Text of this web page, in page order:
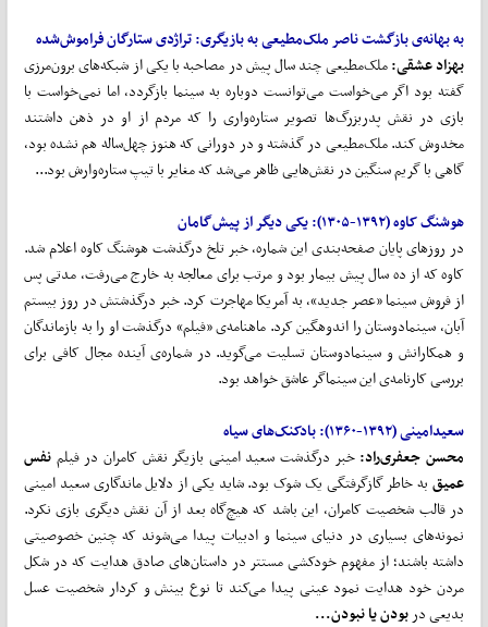
به بهانه‌ی بازگشت ناصر ملکمطیعی به بازیگری:تراژدی ستارگان فراموششده
بهزاد عشقی:ملک‌مطیعی چند سال پیش در مصاحبه با یکی از شبکه‌های برون‌مرزی
گفته بود اگر می‌خواست می‌توانست دوباره به سینما بازگردد، اما نمی‌خواست با
بازی در نقش پدربزرگ‌ها تصویر ستاره‌واری را که مردم از او در ذهن داشتند
مخدوش کند. ملک‌مطیعی در گذشته و در دورانی که هنوز چهل‌ساله هم نشده بود،
گاهی با گریم سنگین در نقش‌هایی ظاهر می‌شد که مغایر با تیپ ستاره‌وارش بود...
هوشنگ کاوه (۱۳۹۲-۱۳۰۵): یکی دیگر از پیشگامان
در روزهای پایان صفحه‌بندی این شماره، خبر تلخ درگذشت هوشنگ کاوه اعلام شد.
کاوه که از ده سال پیش بیمار بود و مرتب برای معالجه به خارج می‌رفت، مدتی پس
از فروش سینما «عصر جدید»، به آمریکا مهاجرت کرد. خبر درگذشتش در روز بیستم
آبان، سینمادوستان را اندوهگین کرد. ماهنامه‌ی «فیلم» درگذشت او را به بازماندگان
و همکارانش و سینمادوستان تسلیت می‌گوید. در شماره‌ی آینده مجال کافی برای
بررسی کارنامه‌ی این سینماگر عاشق خواهد بود.
سعیدامینی(۱۳۹۲-۱۳۶۰) :بادکنکهای سیاه
محسن جعفریراد: خبر درگذشت سعید امینی بازیگر نقش کامران در فیلم نفس
عمیقبه خاطر گازگرفتگی یک شوک بود. شاید یکی از دلایل ماندگاری سعید امینی
در قالب شخصیت کامران، این باشد که هیچ‌گاه بعد از آن نقش دیگری بازی نکرد.
نمونه‌های بسیاری در دنیای سینما و ادبیات پیدا می‌شوند که چنین خصوصیتی
داشته باشند؛ از مفهوم خودکشی مستتر در داستان‌های صادق هدایت که در شکل
مردن خود هدایت نمود عینی پیدا می‌کند تا نوع بینش و کردار شخصیت عسل
بدیعی در بودن یا نبودن...